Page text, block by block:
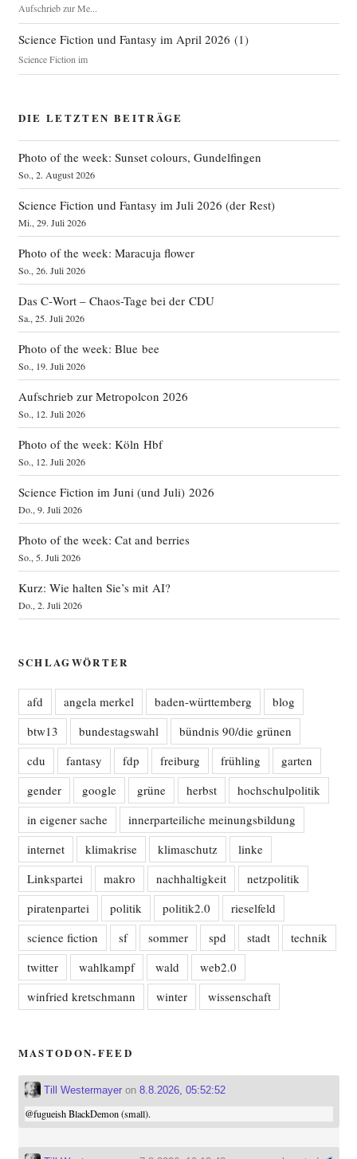
Aufschrieb zur Me...
Science Fiction und Fantasy im April 2026 (1)
Science Fiction im
DIE LETZTEN BEITRÄGE
Photo of the week: Sunset colours, Gundelfingen
So., 2. August 2026
Science Fiction und Fantasy im Juli 2026 (der Rest)
Mi., 29. Juli 2026
Photo of the week: Maracuja flower
So., 26. Juli 2026
Das C‑Wort – Chaos-Tage bei der CDU
Sa., 25. Juli 2026
Photo of the week: Blue bee
So., 19. Juli 2026
Aufschrieb zur Metropolcon 2026
So., 12. Juli 2026
Photo of the week: Köln Hbf
So., 12. Juli 2026
Science Fiction im Juni (und Juli) 2026
Do., 9. Juli 2026
Photo of the week: Cat and berries
So., 5. Juli 2026
Kurz: Wie halten Sie’s mit AI?
Do., 2. Juli 2026
SCHLAGWÖRTER
afd angela merkel baden-württemberg
blog
btw13
bundestagswahl
bündnis 90/die grünen
cdu
fantasy fdp freiburg frühling
garten
gender
google grüne herbst
hochschulpolitik
in eigener sache
innerparteiliche meinungsbildung
internet
klimakrise klimaschutz
linke
Linkspartei
makro nachhaltigkeit
netzpolitik
piratenpartei
politik politik2.0
rieselfeld
science fiction
sf sommer spd stadt
technik
twitter
wahlkampf wald
web2.0
winfried kretschmann
winter wissenschaft
MASTODON-FEED
Till Westermayeron 8.8.2026, 05:52:52
@fugueishBlackDemon (small).